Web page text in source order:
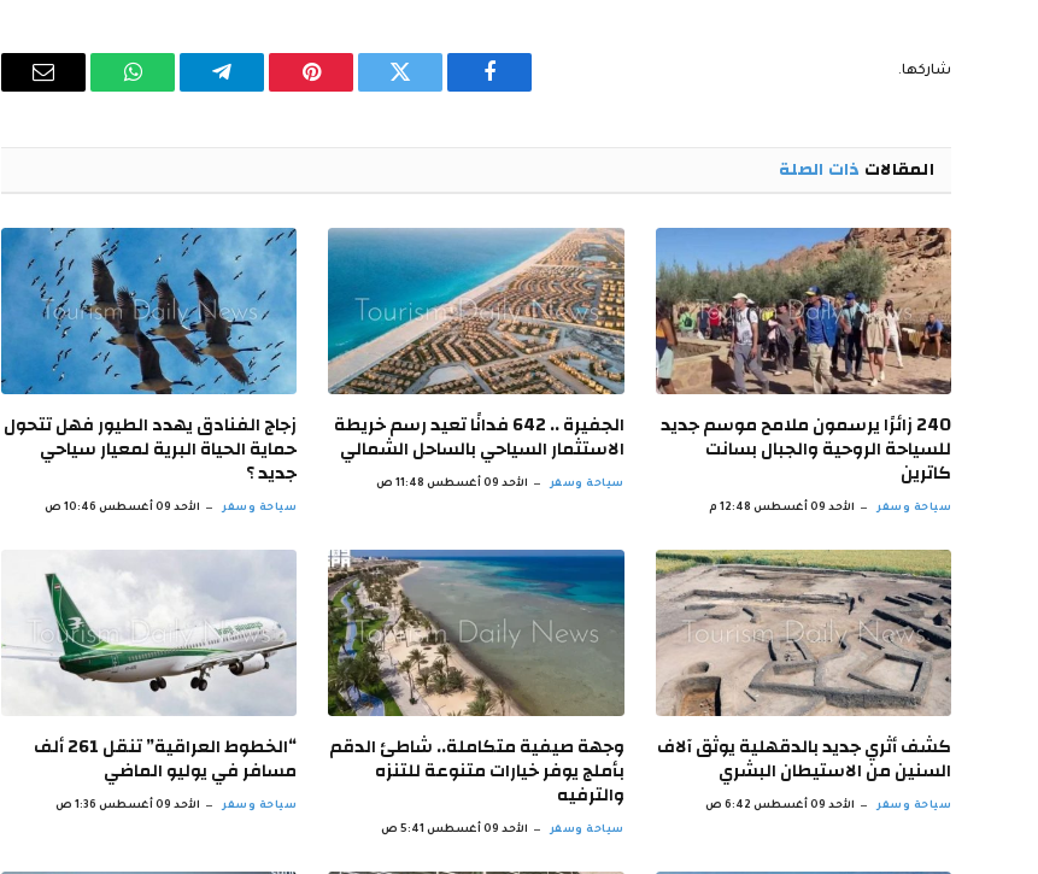
شاركها.
فيسبوك تويتر بينتيريستتيلقرام واتساب
البريد
المقالات ذات الصلة
240 زائرًا يرسمون ملامح موسم جديد
للسياحة الروحية والجبال بسانت
كاترين
سياحة وسفر الأحد 09 أغسطس 12:48 م
الجفيرة .. 642 فدانًا تعيد رسم خريطة
الاستثمار السياحي بالساحل الشمالي
سياحة وسفر الأحد 09 أغسطس 11:48 ص
زجاج الفنادق يهدد الطيور فهل تتحول
حماية الحياة البرية لمعيار سياحي
جديد ؟
سياحة وسفر الأحد 09 أغسطس 10:46 ص
كشف أثري جديد بالدقهلية يوثق آلاف
السنين من الاستيطان البشري
سياحة وسفر الأحد 09 أغسطس 6:42 ص
وجهة صيفية متكاملة.. شاطئ الدقم
بأملج يوفر خيارات متنوعة للتنزه
والترفيه
سياحة وسفر الأحد 09 أغسطس 5:41 ص
“الخطوط العراقية” تنقل 261 ألف
مسافر في يوليو الماضي
سياحة وسفر الأحد 09 أغسطس 1:36 ص